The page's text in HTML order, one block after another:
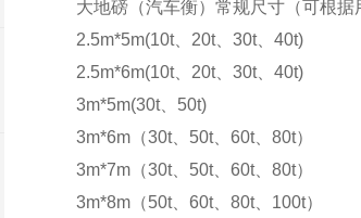
大地磅（汽车衡）常规尺寸（可根据
2.5m*5m(10t、20t、30t、40t)
2.5m*6m(10t、20t、30t、40t)
3m*5m(30t、50t)
3m*6m（30t、50t、60t、80t）
3m*7m（30t、50t、60t、80t）
3m*8m（50t、60t、80t、100t）